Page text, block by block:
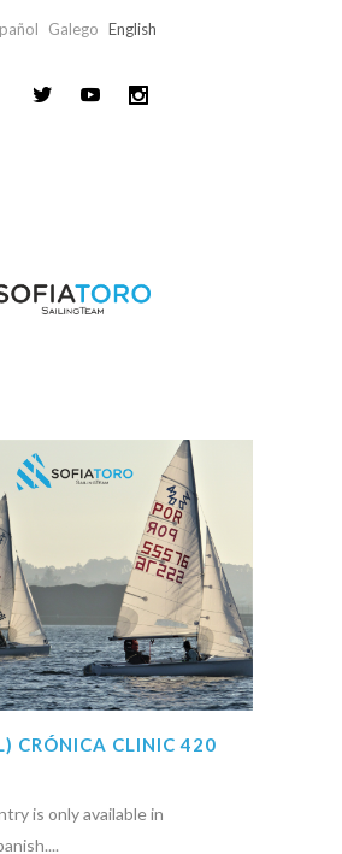
Galego English
CRÓNICA CLINIC 420
is only available in